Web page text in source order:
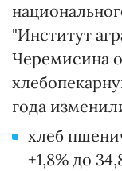
"Институт
Черемисина
года
хлеб
+1,8% до